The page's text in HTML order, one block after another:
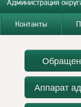
Администрация
Контакты
Аппарат